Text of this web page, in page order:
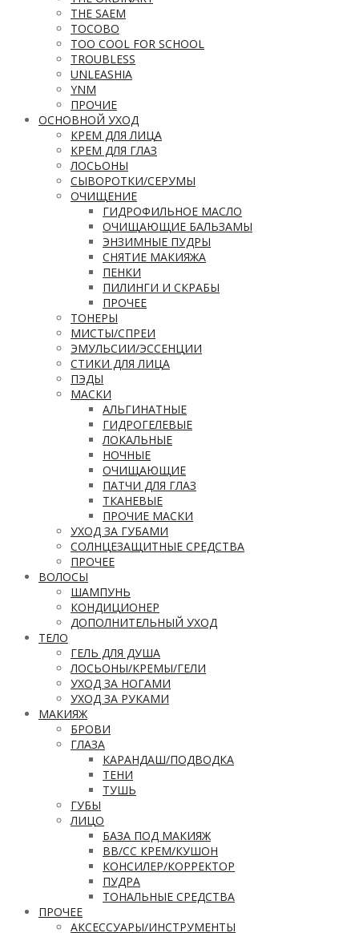
THE SAEM
TOCOBO
TOO COOL FOR SCHOOL
TROUBLESS
UNLEASHIA
YNM
ПРОЧИЕ
ОСНОВНОЙ УХОД
КРЕМ ДЛЯ ЛИЦА
КРЕМ ДЛЯ ГЛАЗ
ЛОСЬОНЫ
СЫВОРОТКИ/СЕРУМЫ
ОЧИЩЕНИЕ
ГИДРОФИЛЬНОЕ МАСЛО
ОЧИЩАЮЩИЕ БАЛЬЗАМЫ
ЭНЗИМНЫЕ ПУДРЫ
СНЯТИЕ МАКИЯЖА
ПЕНКИ
ПИЛИНГИ И СКРАБЫ
ПРОЧЕЕ
ТОНЕРЫ
МИСТЫ/СПРЕИ
ЭМУЛЬСИИ/ЭССЕНЦИИ
СТИКИ ДЛЯ ЛИЦА
ПЭДЫ
МАСКИ
АЛЬГИНАТНЫЕ
ГИДРОГЕЛЕВЫЕ
ЛОКАЛЬНЫЕ
НОЧНЫЕ
ОЧИЩАЮЩИЕ
ПАТЧИ ДЛЯ ГЛАЗ
ТКАНЕВЫЕ
ПРОЧИЕ МАСКИ
УХОД ЗА ГУБАМИ
СОЛНЦЕЗАЩИТНЫЕ СРЕДСТВА
ПРОЧЕЕ
ВОЛОСЫ
ШАМПУНЬ
КОНДИЦИОНЕР
ДОПОЛНИТЕЛЬНЫЙ УХОД
ТЕЛО
ГЕЛЬ ДЛЯ ДУША
ЛОСЬОНЫ/КРЕМЫ/ГЕЛИ
УХОД ЗА НОГАМИ
УХОД ЗА РУКАМИ
МАКИЯЖ
БРОВИ
ГЛАЗА
КАРАНДАШ/ПОДВОДКА
ТЕНИ
ТУШЬ
ГУБЫ
ЛИЦО
БАЗА ПОД МАКИЯЖ
ВВ/CC КРЕМ/КУШОН
КОНСИЛЕР/КОРРЕКТОР
ПУДРА
ТОНАЛЬНЫЕ СРЕДСТВА
ПРОЧЕЕ
АКСЕССУАРЫ/ИНСТРУМЕНТЫ